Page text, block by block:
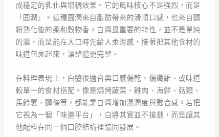
成穩定的乳化與增稠效果。它的風味核心不是強烈，而是
「圓潤」。這種圓潤來自脂肪帶來的滑順口感，也來自麵
粉熟化後的柔和穀物香。白醬最重要的特性，並不是單純
的濃，而是能在入口時先給人柔滑感，接著把其他食材的
味道包裹起來，讓整體更完整。
在料理表現上，白醬很適合與口感偏乾、偏纖維、或味道
較單一的食材搭配。像是焗烤蔬菜、雞肉、海鮮、菇類、
馬鈴薯、麵條等，都能靠白醬增加濕潤度與融合感。若把
它視為一個「味道平台」，白醬其實並不搶戲，而是讓其
他配料在同一個口腔結構裡協同發展。